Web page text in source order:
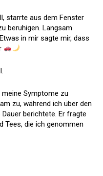
starrte aus dem Fenster
beruhigen. Langsam
in mir sagte mir, dass
Symptome zu
zu, während ich über den
berichtete. Er fragte
Tees, die ich genommen